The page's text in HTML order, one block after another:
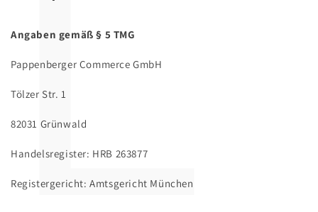
Angaben gemäß § 5 TMG
Pappenberger Commerce GmbH
Tölzer Str. 1
82031 Grünwald
Handelsregister: HRB 263877
Registergericht: Amtsgericht München